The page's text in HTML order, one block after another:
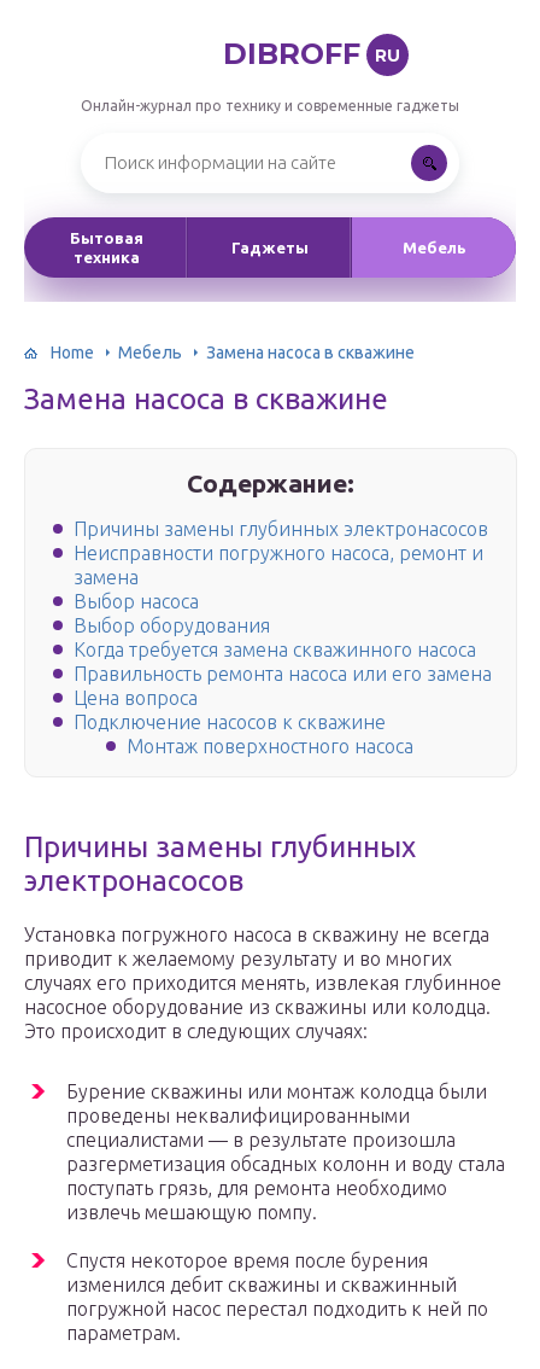
DIBROFF RU
Онлайн-журнал про технику и современные гаджеты
Бытовая
техника
Гаджеты Мебель
Home Мебель Замена насоса в скважине
Замена насоса в скважине
Содержание:
Причины замены глубинных электронасосов
Неисправности погружного насоса, ремонт и
замена
Выбор насоса
Выбор оборудования
Когда требуется замена скважинного насоса
Правильность ремонта насоса или его замена
Цена вопроса
Подключение насосов к скважине
Монтаж поверхностного насоса
Причины замены глубинных
электронасосов
Установка погружного насоса в скважину не всегда
приводит к желаемому результату и во многих
случаях его приходится менять, извлекая глубинное
насосное оборудование из скважины или колодца.
Это происходит в следующих случаях:
Бурение скважины или монтаж колодца были
проведены неквалифицированными
специалистами — в результате произошла
разгерметизация обсадных колонн и воду стала
поступать грязь, для ремонта необходимо
извлечь мешающую помпу.
Спустя некоторое время после бурения
изменился дебит скважины и скважинный
погружной насос перестал подходить к ней по
параметрам.